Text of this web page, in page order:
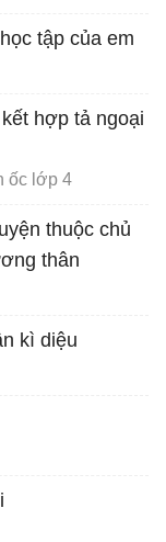
tập của em
hợp tả ngoại
ốc lớp 4
thuộc chủ
thân
kì diệu